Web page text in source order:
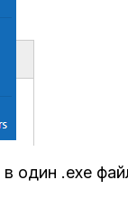
один .exe